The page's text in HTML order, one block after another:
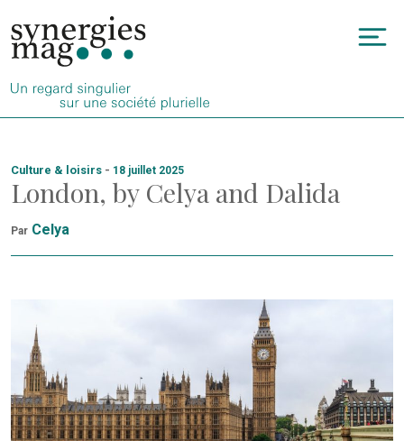
au
contenu
Culture & loisirs - 18 juillet 2025
London, by Celya and Dalida
Par Celya